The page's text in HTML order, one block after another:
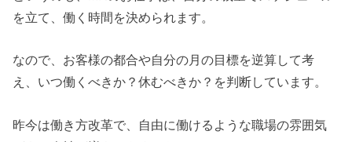
を立て、働く時間を決められます。
なので、お客様の都合や自分の月の目標を逆算して考
え、いつ働くべきか？休むべきか？を判断しています。
昨今は働き方改革で、自由に働けるような職場の雰囲気